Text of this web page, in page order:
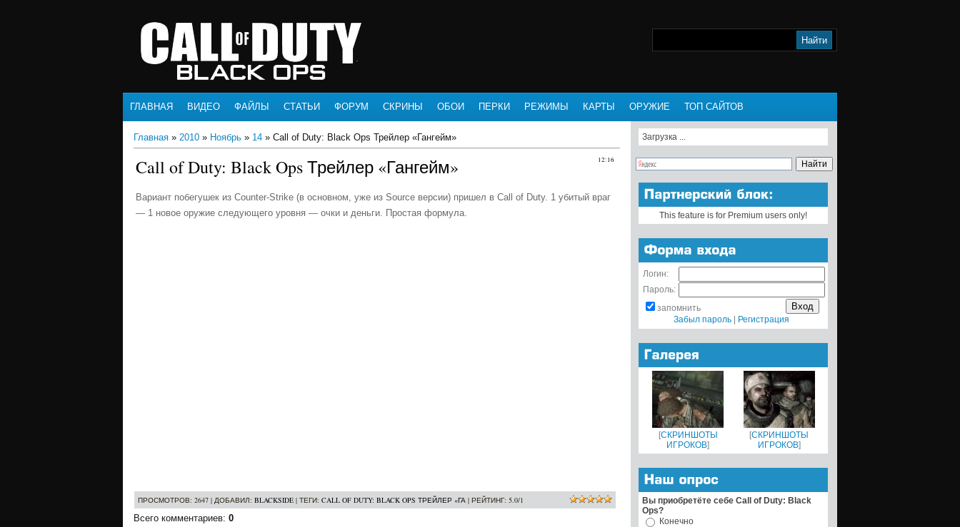
ГЛАВНАЯ ВИДЕО ФАЙЛЫ СТАТЬИ ФОРУМ СКРИНЫ ОБОИ ПЕРКИ РЕЖИМЫ КАРТЫ ОРУЖИЕ ТОП САЙТОВ
Главная » 2010 » Ноябрь » 14 » Call of Duty: Black Ops Трейлер «Гангейм»
12:16
Call of Duty: Black Ops Трейлер «Гангейм»
Вариант побегушек из Counter-Strike (в основном, уже из Source версии) пришел в Call of Duty. 1 убитый враг
— 1 новое оружие следующего уровня — очки и деньги. Простая формула.
ПРОСМОТРОВ: 2647 | ДОБАВИЛ: BLACKSIDE | ТЕГИ: CALL OF DUTY: BLACK OPS ТРЕЙЛЕР «ГА | РЕЙТИНГ: 5.0/1
Всего комментариев: 0
Загрузка ...
This feature is for Premium users only!
Логин:
Пароль:
запомнить
Забыл пароль| Регистрация
[СКРИНШОТЫ
ИГРОКОВ]
[СКРИНШОТЫ
ИГРОКОВ]
Вы приобретёте себе Call of Duty: Black
Ops?
Конечно